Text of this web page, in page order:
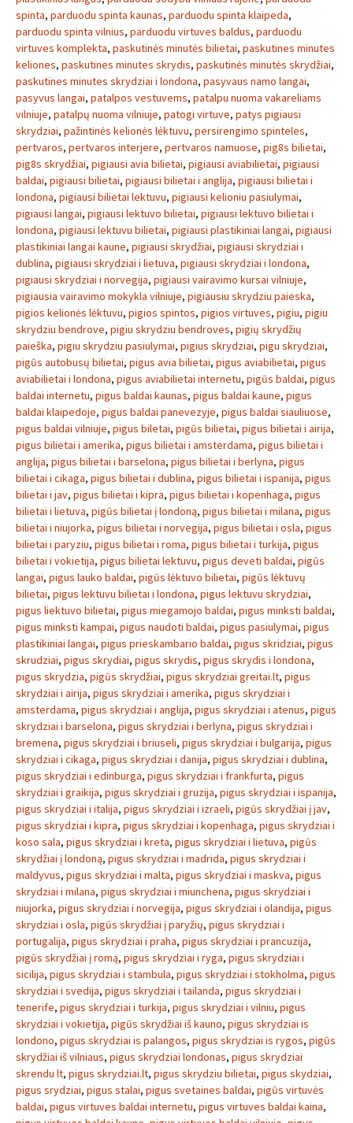
spinta, parduodu spinta kaunas, parduodu spinta klaipeda,
parduodu spinta vilnius, parduodu virtuves baldus, parduodu
virtuves komplekta, paskutinės minutės bilietai, paskutines minutes
keliones, paskutines minutes skrydis, paskutinės minutės skrydžiai,
paskutines minutes skrydziai i londona, pasyvaus namo langai,
pasyvus langai, patalpos vestuvems, patalpu nuoma vakareliams
vilniuje, patalpų nuoma vilniuje, patogi virtuve, patys pigiausi
skrydziai, pažintinės kelionės lėktuvu, persirengimo spinteles,
pertvaros, pertvaros interjere, pertvaros namuose, pig8s bilietai,
pig8s skrydžiai, pigiausi avia bilietai, pigiausi aviabilietai, pigiausi
baldai, pigiausi bilietai, pigiausi bilietai i anglija, pigiausi bilietai i
londona, pigiausi bilietai lektuvu, pigiausi kelioniu pasiulymai,
pigiausi langai, pigiausi lektuvo bilietai, pigiausi lektuvo bilietai i
londona, pigiausi lektuvu bilietai, pigiausi plastikiniai langai, pigiausi
plastikiniai langai kaune, pigiausi skrydžiai, pigiausi skrydziai i
dublina, pigiausi skrydziai i lietuva, pigiausi skrydziai i londona,
pigiausi skrydziai i norvegija, pigiausi vairavimo kursai vilniuje,
pigiausia vairavimo mokykla vilniuje, pigiausiu skrydziu paieska,
pigios kelionės lėktuvu, pigios spintos, pigios virtuves, pigiu, pigiu
skrydziu bendrove, pigiu skrydziu bendroves, pigių skrydžių
paieška, pigiu skrydziu pasiulymai, pigius skrydziai, pigu skrydziai,
pigūs autobusų bilietai, pigus avia bilietai, pigus aviabilietai, pigus
aviabilietai i londona, pigus aviabilietai internetu, pigūs baldai, pigus
baldai internetu, pigus baldai kaunas, pigus baldai kaune, pigus
baldai klaipedoje, pigus baldai panevezyje, pigus baldai siauliuose,
pigus baldai vilniuje, pigus biletai, pigūs bilietai, pigus bilietai i airija,
pigus bilietai i amerika, pigus bilietai i amsterdama, pigus bilietai i
anglija, pigus bilietai i barselona, pigus bilietai i berlyna, pigus
bilietai i cikaga, pigus bilietai i dublina, pigus bilietai i ispanija, pigus
bilietai i jav, pigus bilietai i kipra, pigus bilietai i kopenhaga, pigus
bilietai i lietuva, pigūs bilietai į londoną, pigus bilietai i milana, pigus
bilietai i niujorka, pigus bilietai i norvegija, pigus bilietai i osla, pigus
bilietai i paryziu, pigus bilietai i roma, pigus bilietai i turkija, pigus
bilietai i vokietija, pigus bilietai lektuvu, pigus deveti baldai, pigūs
langai, pigus lauko baldai, pigūs lėktuvo bilietai, pigūs lėktuvų
bilietai, pigus lektuvu bilietai i londona, pigus lektuvu skrydziai,
pigus liektuvo bilietai, pigus miegamojo baldai, pigus minksti baldai,
pigus minksti kampai, pigus naudoti baldai, pigus pasiulymai, pigus
plastikiniai langai, pigus prieskambario baldai, pigus skridziai, pigus
skrudziai, pigus skrydiai, pigus skrydis, pigus skrydis i londona,
pigus skrydzia, pigūs skrydžiai, pigus skrydziai greitai.lt, pigus
skrydziai i airija, pigus skrydziai i amerika, pigus skrydziai i
amsterdama, pigus skrydziai i anglija, pigus skrydziai i atenus, pigus
skrydziai i barselona, pigus skrydziai i berlyna, pigus skrydziai i
bremena, pigus skrydziai i briuseli, pigus skrydziai i bulgarija, pigus
skrydziai i cikaga, pigus skrydziai i danija, pigus skrydziai i dublina,
pigus skrydziai i edinburga, pigus skrydziai i frankfurta, pigus
skrydziai i graikija, pigus skrydziai i gruzija, pigus skrydziai i ispanija,
pigus skrydziai i italija, pigus skrydziai i izraeli, pigūs skrydžiai į jav,
pigus skrydziai i kipra, pigus skrydziai i kopenhaga, pigus skrydziai i
koso sala, pigus skrydziai i kreta, pigus skrydziai i lietuva, pigūs
skrydžiai į londoną, pigus skrydziai i madrida, pigus skrydziai i
maldyvus, pigus skrydziai i malta, pigus skrydziai i maskva, pigus
skrydziai i milana, pigus skrydziai i miunchena, pigus skrydziai i
niujorka, pigus skrydziai i norvegija, pigus skrydziai i olandija, pigus
skrydziai i osla, pigūs skrydžiai į paryžių, pigus skrydziai i
portugalija, pigus skrydziai i praha, pigus skrydziai i prancuzija,
pigūs skrydžiai į romą, pigus skrydziai i ryga, pigus skrydziai i
sicilija, pigus skrydziai i stambula, pigus skrydziai i stokholma, pigus
skrydziai i svedija, pigus skrydziai i tailanda, pigus skrydziai i
tenerife, pigus skrydziai i turkija, pigus skrydziai i vilniu, pigus
skrydziai i vokietija, pigūs skrydžiai iš kauno, pigus skrydziai is
londono, pigus skrydziai is palangos, pigus skrydziai is rygos, pigūs
skrydžiai iš vilniaus, pigus skrydziai londonas, pigus skrydziai
skrendu lt, pigus skrydziai.lt, pigus skrydziu bilietai, pigus skydziai,
pigus srydziai, pigus stalai, pigus svetaines baldai, pigūs virtuvės
baldai, pigus virtuves baldai internetu, pigus virtuves baldai kaina,